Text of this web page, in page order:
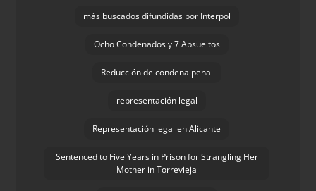
más buscados difundidas por Interpol
Ocho Condenados y 7 Absueltos
Reducción de condena penal
representación legal
Representación legal en Alicante
Sentenced to Five Years in Prison for Strangling Her
Mother in Torrevieja